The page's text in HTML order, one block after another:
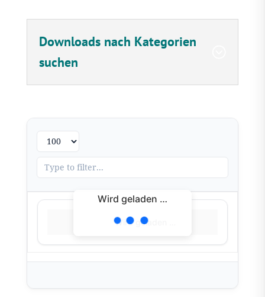
Downloads nach Kategorien
suchen
Wird geladen …
Wird geladen …